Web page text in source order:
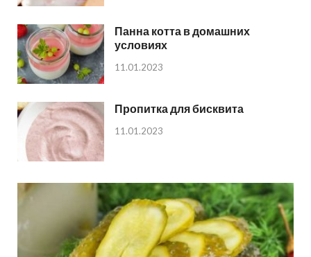
Панна котта в домашних
условиях
11.01.2023
Пропитка для бисквита
11.01.2023